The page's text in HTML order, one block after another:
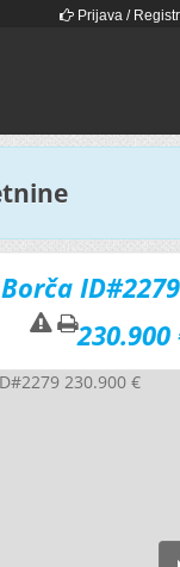
Prijava /
ID#2279
230.900